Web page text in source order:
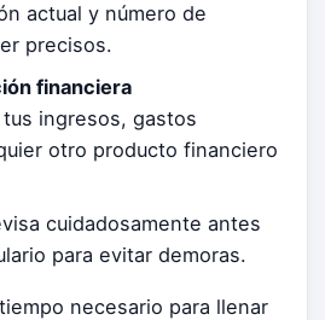
actual y número de
precisos.
financiera
tus ingresos, gastos
otro producto financiero
cuidadosamente antes
para evitar demoras.
necesario para llenar